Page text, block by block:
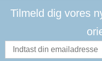
Tilmeld dig vores